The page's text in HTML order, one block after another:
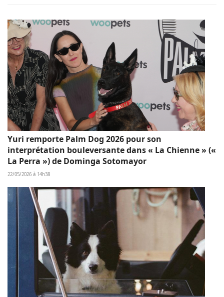
Yuri remporte Palm Dog 2026 pour son
interprétation bouleversante dans « La Chienne » («
La Perra ») de Dominga Sotomayor
22/05/2026 à 14h38